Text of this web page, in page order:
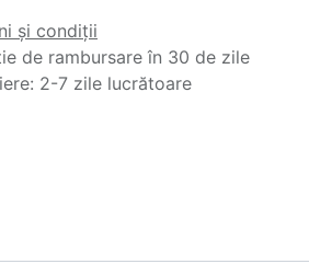
și condiții
de rambursare în 30 de zile
2-7 zile lucrătoare